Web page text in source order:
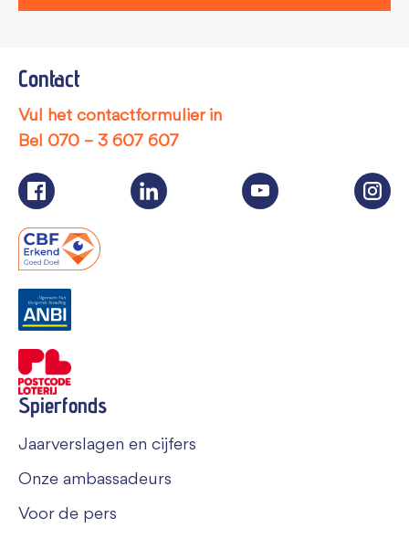
Contact
Vul het contactformulier in
Bel 070 – 3 607 607
Spierfonds
Jaarverslagen en cijfers
Onze ambassadeurs
Voor de pers